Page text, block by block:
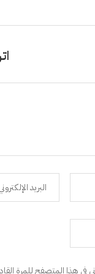
في هذا المتصفح للمرة